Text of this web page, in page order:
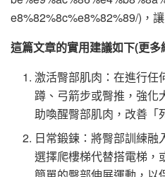
e8%82%8c%e8%82%89/)，
這篇文章的實用建議如下(更
激活臀部肌肉：在進行任
蹲、弓箭步或臀推，強化
助喚醒臀部肌肉，改善「
日常鍛鍊：將臀部訓練融
選擇爬樓梯代替搭電梯，